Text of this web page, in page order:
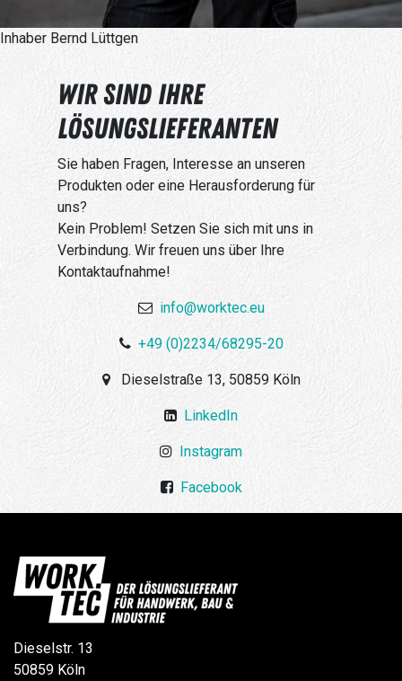
Inhaber Bernd Lüttgen
WIR SIND IHRE
LÖSUNGSLIEFERANTEN
Sie haben Fragen, Interesse an unseren
Produkten oder eine Herausforderung für
uns?
Kein Problem! Setzen Sie sich mit uns in
Verbindung. Wir freuen uns über Ihre
Kontaktaufnahme!
info@worktec.eu
+49 (0)2234/68295-20
Dieselstraße 13, 50859 Köln
LinkedIn
Instagram
Facebook
Dieselstr. 13
50859 Köln